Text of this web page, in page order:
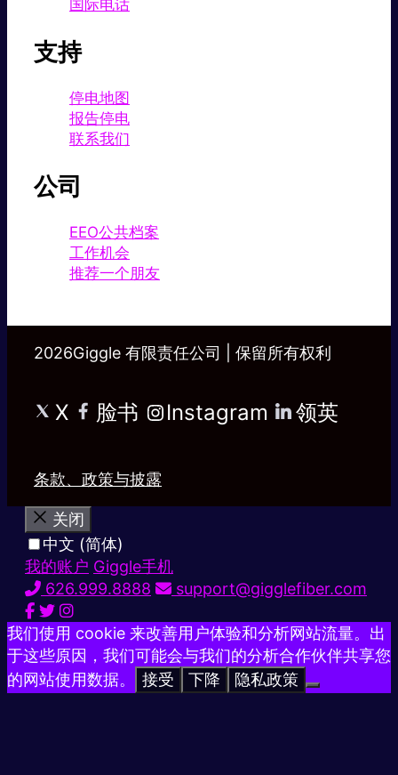
国际电话
支持
停电地图
报告停电
联系我们
公司
EEO公共档案
工作机会
推荐一个朋友
2026Giggle 有限责任公司 | 保留所有权利
X 脸书 Instagram 领英
条款、政策与披露
关闭
中文 (简体)
我的账户 Giggle手机
626.999.8888
support@gigglefiber.com
我们使用 cookie 来改善用户体验和分析网站流量。出
于这些原因，我们可能会与我们的分析合作伙伴共享您
的网站使用数据。
接受 下降 隐私政策